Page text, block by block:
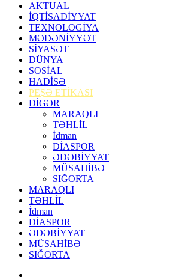
AKTUAL
İQTİSADİYYAT
TEXNOLOGİYA
MƏDƏNİYYƏT
SİYASƏT
DÜNYA
SOSİAL
HADİSƏ
PEŞƏ ETİKASI
DİGƏR
MARAQLI
TƏHLİL
İdman
DİASPOR
ƏDƏBİYYAT
MÜSAHİBƏ
SIĞORTA
MARAQLI
TƏHLİL
İdman
DİASPOR
ƏDƏBİYYAT
MÜSAHİBƏ
SIĞORTA